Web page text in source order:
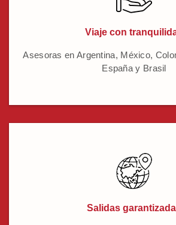
Viaje con
Asesoras en Argentina, México,
España y Brasil
Salidas